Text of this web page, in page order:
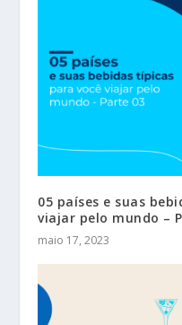
05 países e suas
viajar pelo mundo –
maio 17, 2023